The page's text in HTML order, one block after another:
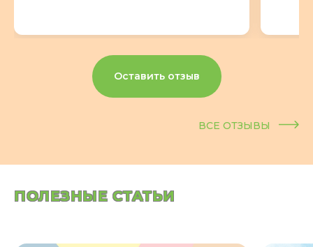
ВСЕ ОТЗЫВЫ
Оставить отзыв
ПОЛЕЗНЫЕ СТАТЬИ